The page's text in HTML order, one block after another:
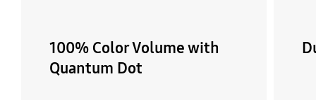
100% Color Volume with
Quantum Dot